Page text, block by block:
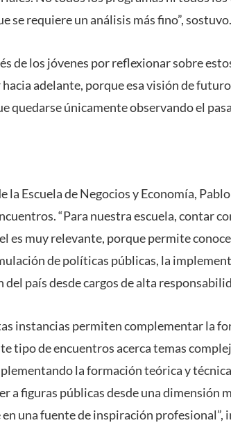
se requiere un análisis más fino”, sostuvo.
de los jóvenes por reflexionar sobre
adelante, porque esa visión de
quedarse únicamente observando el
la Escuela de Negocios y Economía,
“Para nuestra escuela, contar
es muy relevante, porque permite
de políticas públicas, la
país desde cargos de alta
instancias permiten complementar la
tipo de encuentros acerca temas
la formación teórica y
a figuras públicas desde una dimensión
una fuente de inspiración profesional”,